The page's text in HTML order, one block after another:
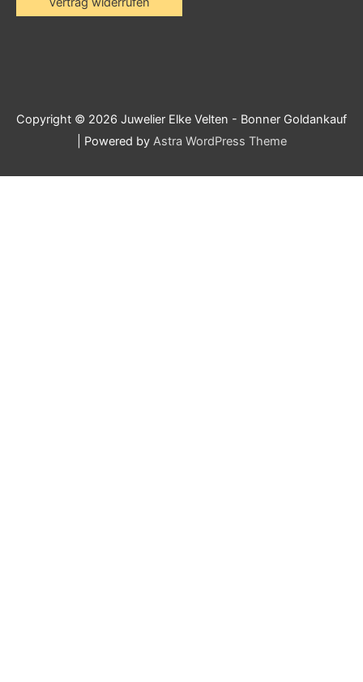
Copyright © 2026 Juwelier Elke Velten - Bonner Goldankauf
| Powered by Astra WordPress Theme